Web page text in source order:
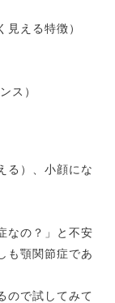
見える特徴）
ス）
る）、小顔にな
なの？」と不安
も顎関節症であ
ので試してみて